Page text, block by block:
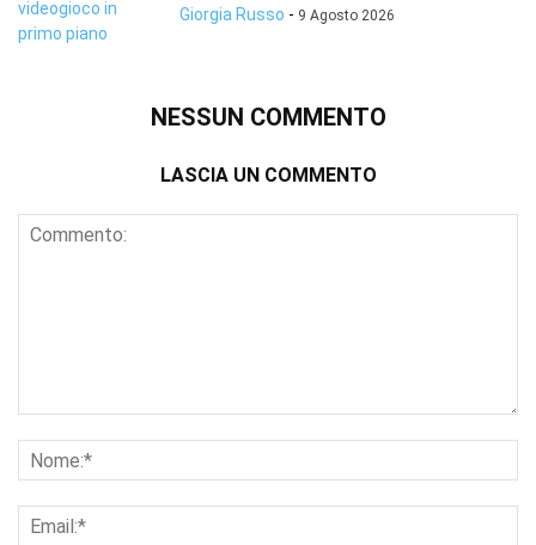
Giorgia Russo - 9 Agosto 2026
NESSUN COMMENTO
LASCIA UN COMMENTO